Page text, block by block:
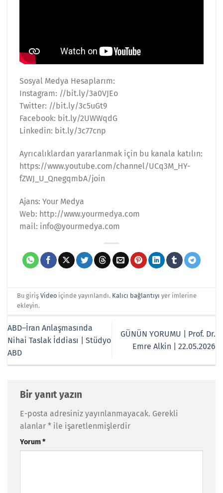
Sosyal Medya Hesaplarım:
Instagram: //bit.ly/3a0VJEo
Twitter: //bit.ly/3c5uGt9
Facebook: bit.ly/2UWWqdG
Linkedin: bit.ly/3c77cnp
Ayrıcalıklardan yararlanmak için bu kanala katılın:
https://www.youtube.com/channel/UCq3M_HY-
fZWJ_U_QnegqmbA/join
Ajans: Your Medya
Web: http://www.yourmedya.com
mail: info@yourmedya.com
Bu girişVideo içinde yayınlandı. Kalıcı bağlantıyı yer imlerine
ekleyin.
ABD–İran Anlaşmasında
Nihai Taslak İddiası | Stüdyo
ABD
GÜNÜN YORUMU | Prof. Dr.
Emre Alkin | 22.05.2026
Bir yanıt yazın
E-posta adresiniz yayınlanmayacak. Gerekli
alanlar * ile işaretlenmişlerdir
Yorum*